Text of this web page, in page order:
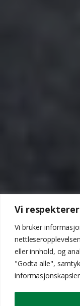
Vi
Vi bruker
eller innhold, og
"Godta alle",